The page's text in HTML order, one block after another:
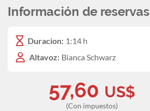
Información de reservas
Duracion: 1:14 h
Altavoz: Bianca Schwarz
57,60 US$
(Con impuestos)